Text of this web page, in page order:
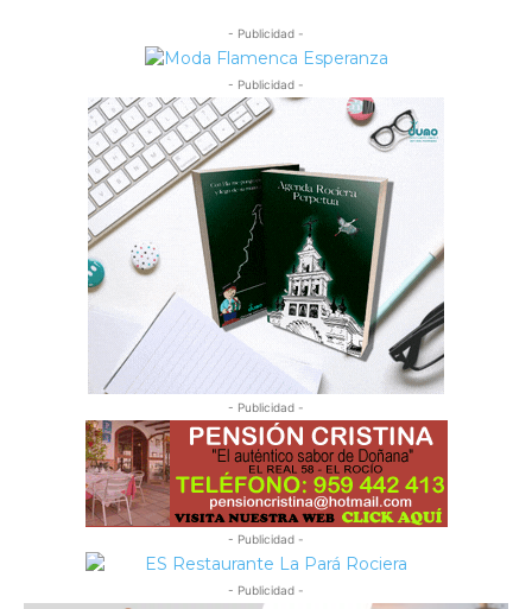
- Publicidad -
- Publicidad -
- Publicidad -
- Publicidad -
- Publicidad -